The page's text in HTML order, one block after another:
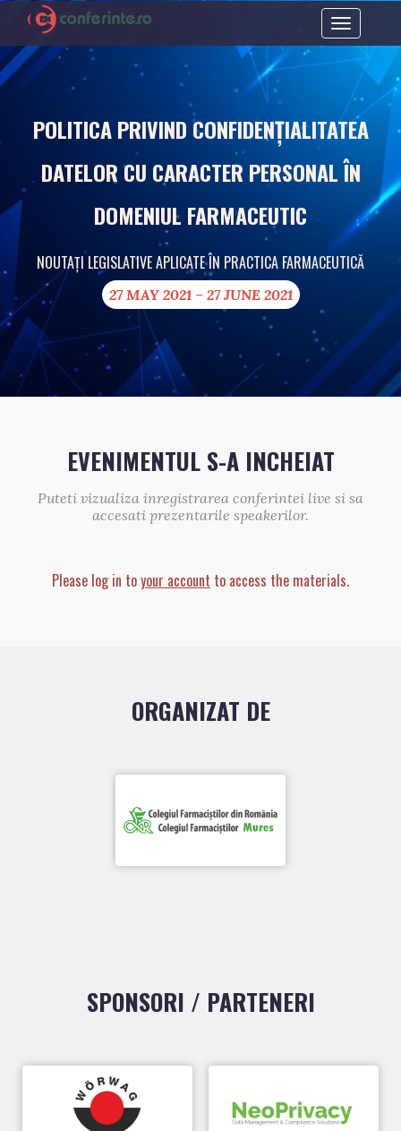
POLITICA PRIVIND CONFIDENȚIALITATEA
DATELOR CU CARACTER PERSONAL ÎN
DOMENIUL FARMACEUTIC
NOUTAȚI LEGISLATIVE APLICATE ÎN PRACTICA FARMACEUTICĂ
27 MAY 2021 – 27 JUNE 2021
EVENIMENTUL S-A INCHEIAT
Puteti vizualiza inregistrarea conferintei live si sa
accesati prezentarile speakerilor.
Please log in toyour account to access the materials.
ORGANIZAT DE
SPONSORI / PARTENERI
Toggle
navigation